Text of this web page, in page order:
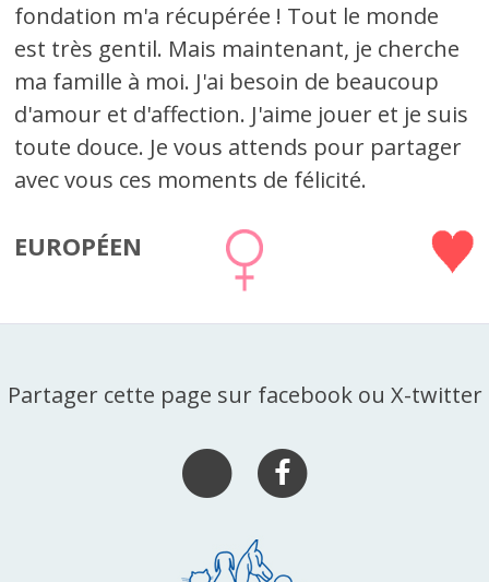
fondation m'a récupérée ! Tout le monde
est très gentil. Mais maintenant, je cherche
ma famille à moi. J'ai besoin de beaucoup
d'amour et d'affection. J'aime jouer et je suis
toute douce. Je vous attends pour partager
avec vous ces moments de félicité.
EUROPÉEN
Partager cette page sur facebook ou X-twitter